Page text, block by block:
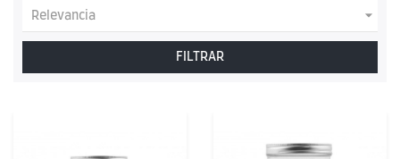
Relevancia 
FILTRAR